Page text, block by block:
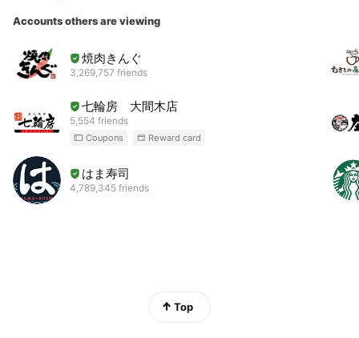
Accounts others are viewing
焼肉きんぐ
3,269,757 friends
七輪房 大間木店
5,554 friends
Coupons Reward card
はま寿司
4,789,345 friends
Top